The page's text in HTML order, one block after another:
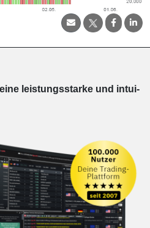
leis­tungs­star­ke und in­tui­